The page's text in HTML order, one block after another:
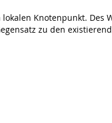
Knotenpunkt. Des
zu den